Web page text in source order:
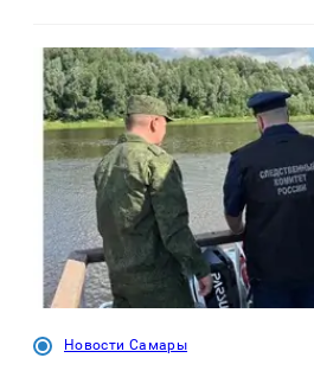
Новости Самары